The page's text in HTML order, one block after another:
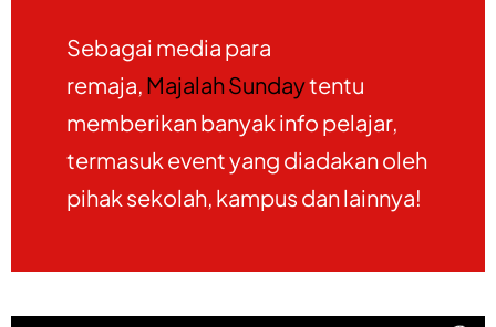
Sebagai media para
remaja, Majalah Sundaytentu
memberikan banyak info pelajar,
termasuk event yang diadakan oleh
pihak sekolah, kampus dan lainnya!